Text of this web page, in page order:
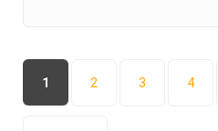
Páginas
1 2 3 4